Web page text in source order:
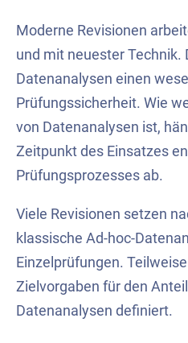
Moderne Revisionen
und mit neuester Technik.
Datenanalysen einen
Prüfungssicherheit. Wie
von Datenanalysen ist,
Zeitpunkt des Einsatzes
Prüfungsprozesses ab.
Viele Revisionen setzen
klassische Ad-hoc-
Einzelprüfungen.
Zielvorgaben für den
Datenanalysen definiert.